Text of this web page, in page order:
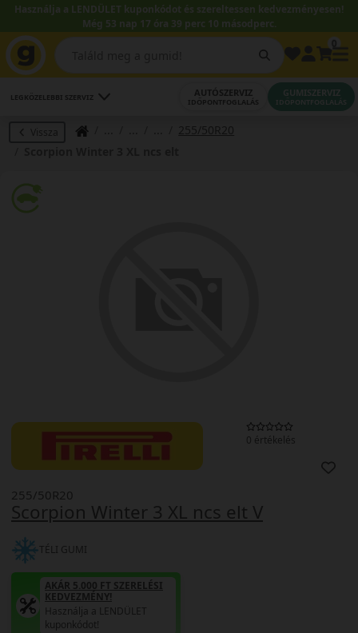
Használja a LENDÜLET kuponkódot és szereltessen kedvezményesen!
Még 53 nap 17 óra 39 perc 09 másodperc.
LEGKÖZELEBBI SZERVIZ AUTÓSZERVIZ
IDŐPONTFOGLALÁS
GUMISZERVIZ
IDŐPONTFOGLALÁS
Vissza
255/50R20
0 értékelés
Scorpion Winter 3 XL ncs elt V
255/50R20
TÉLI GUMI
AKÁR 5.000 FT SZERELÉSI
KEDVEZMÉNY!
Használja a LENDÜLET
kuponkódot!